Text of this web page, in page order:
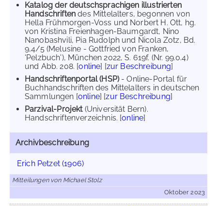
Katalog der deutschsprachigen illustrierten
Handschriftendes Mittelalters, begonnen von
Hella Frühmorgen-Voss und Norbert H. Ott, hg.
von Kristina Freienhagen-Baumgardt, Nino
Nanobashvili, Pia Rudolph und Nicola Zotz, Bd.
9,4/5 (Melusine - Gottfried von Franken,
'Pelzbuch'), München 2022, S. 619f. (Nr. 99.0.4)
und Abb. 208. [online] [zur Beschreibung]
Handschriftenportal (HSP)- Online-Portal für
Buchhandschriften des Mittelalters in deutschen
Sammlungen [online] [zur Beschreibung]
Parzival-Projekt(Universität Bern).
Handschriftenverzeichnis. [online]
Archivbeschreibung
Erich Petzet (1906)
Mitteilungen von Michael Stolz
Oktober 2023